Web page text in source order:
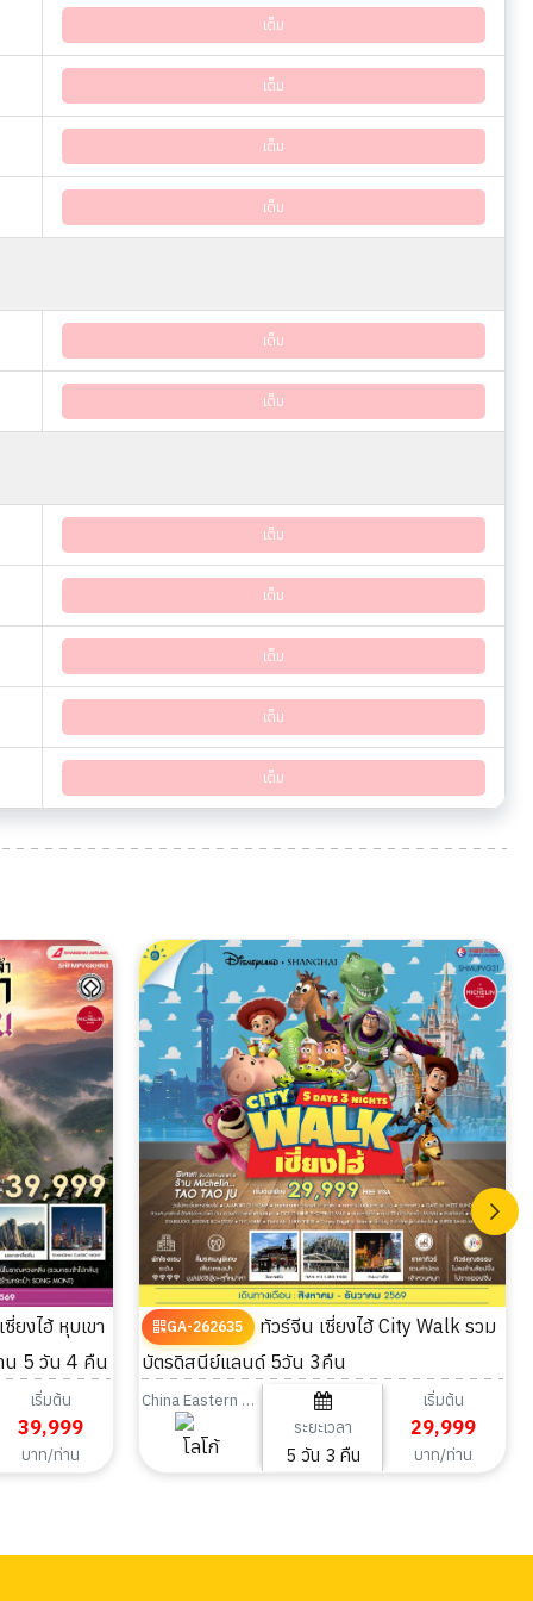
เต็ม
เต็ม
เต็ม
เต็ม
เต็ม
เต็ม
เต็ม
เต็ม
เต็ม
เต็ม
เต็ม
น 5 วัน 4 คืน
เริ่มต้น
39,999
บาท/ท่าน
GA-262635
ทัวร์จีน เซี่ยงไฮ้ City Walk รวม
บัตรดิสนีย์แลนด์ 5วัน 3คืน
China Eastern Airlines
ระยะเวลา
5 วัน 3 คืน
เริ่มต้น
29,999
บาท/ท่าน